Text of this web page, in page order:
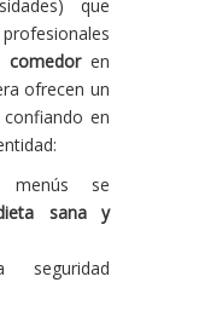
que
comedoren
ofrecen un
en
menús se
sana y
seguridad